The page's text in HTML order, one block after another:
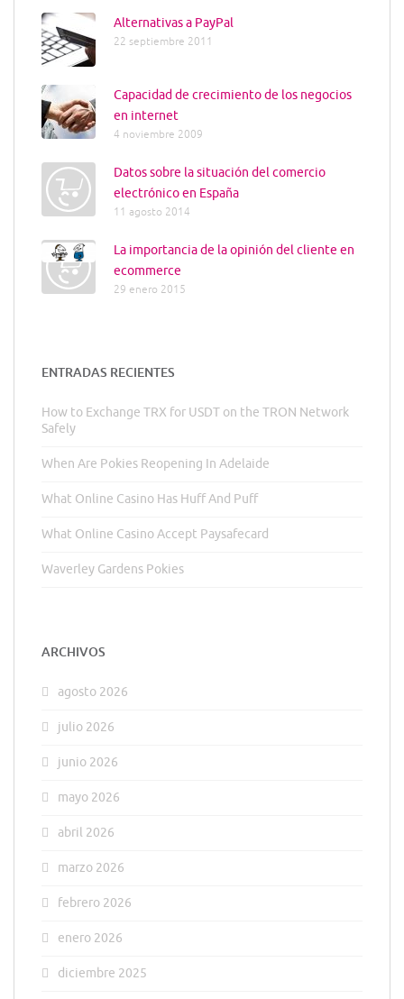
Alternativas a PayPal
22 septiembre 2011
Capacidad de crecimiento de los negocios
en internet
4 noviembre 2009
Datos sobre la situación del comercio
electrónico en España
11 agosto 2014
La importancia de la opinión del cliente en
ecommerce
29 enero 2015
ENTRADAS RECIENTES
How to Exchange TRX for USDT on the TRON Network
Safely
When Are Pokies Reopening In Adelaide
What Online Casino Has Huff And Puff
What Online Casino Accept Paysafecard
Waverley Gardens Pokies
ARCHIVOS
agosto 2026
julio 2026
junio 2026
mayo 2026
abril 2026
marzo 2026
febrero 2026
enero 2026
diciembre 2025